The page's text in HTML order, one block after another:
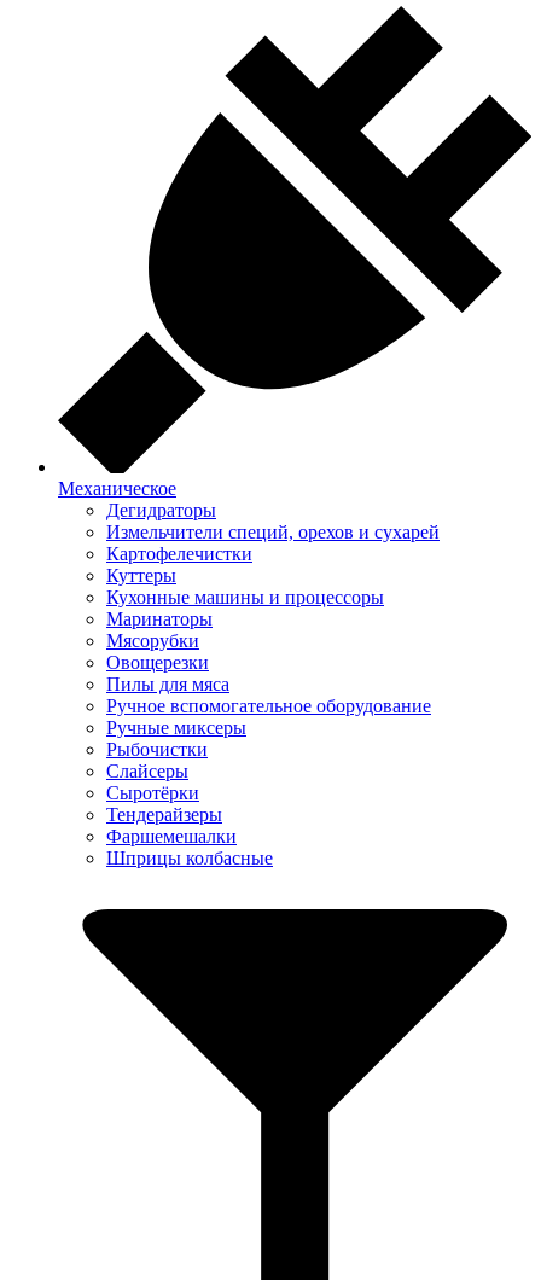
Механическое
Дегидраторы
Измельчители специй, орехов и сухарей
Картофелечистки
Куттеры
Кухонные машины и процессоры
Маринаторы
Мясорубки
Овощерезки
Пилы для мяса
Ручное вспомогательное оборудование
Ручные миксеры
Рыбочистки
Слайсеры
Сыротёрки
Тендерайзеры
Фаршемешалки
Шприцы колбасные